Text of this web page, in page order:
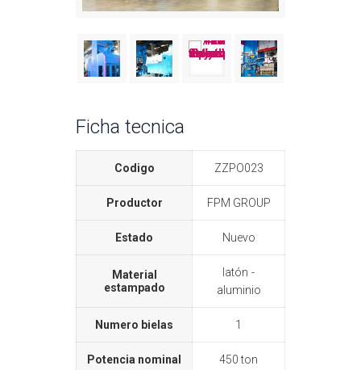
Ficha tecnica
Codigo ZZPO023
Productor FPM GROUP
Estado Nuevo
Material
estampado
latón
aluminio
Numero bielas 1
Potencia nominal 450 ton